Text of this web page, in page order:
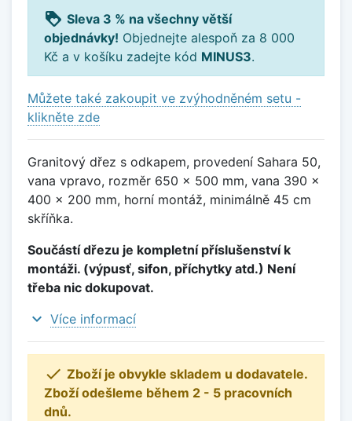
loyalty Sleva 3 % na všechny větší
objednávky! Objednejte alespoň za 8 000
Kč a v košíku zadejte kód MINUS3.
Můžete také zakoupit ve zvýhodněném setu -
klikněte zde
Granitový dřez s odkapem, provedení Sahara 50,
vana vpravo, rozměr 650 x 500 mm, vana 390 x
400 x 200 mm, horní montáž, minimálně 45 cm
skříňka.
Součástí dřezu je kompletní příslušenství k
montáži. (výpusť, sifon, příchytky atd.) Není
třeba nic dokupovat.
expand_more Více informací
 Zboží je obvykle skladem u dodavatele.
Zboží odešleme během 2 - 5 pracovních
dnů.